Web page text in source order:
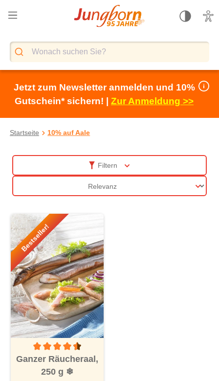
springen
Jetzt zum Newsletter anmelden und 10%
Gutschein* sichern! | Zur Anmeldung >>
Startseite 10% auf Aale
Filtern
Bestseller!
Durchschnittliche Bewertung von 4.5 von 5 Sternen
Ganzer Räucheraal,
250 g ❄